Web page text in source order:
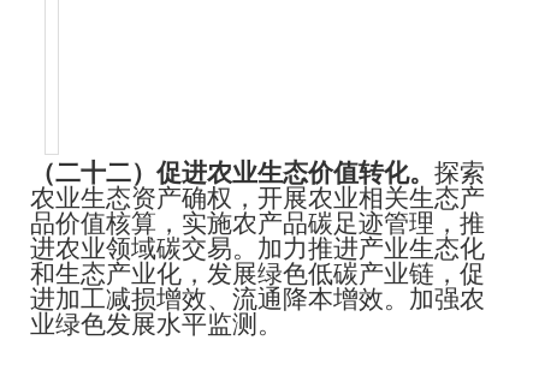
（二十二）促进农业生态价值转化。 探索
农业生态资产确权，开展农业相关生态产
品价值核算，实施农产品碳足迹管理，推
进农业领域碳交易。加力推进产业生态化
和生态产业化，发展绿色低碳产业链，促
进加工减损增效、流通降本增效。加强农
业绿色发展水平监测。